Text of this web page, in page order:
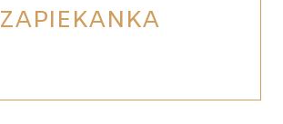
ZAPIEKANKA